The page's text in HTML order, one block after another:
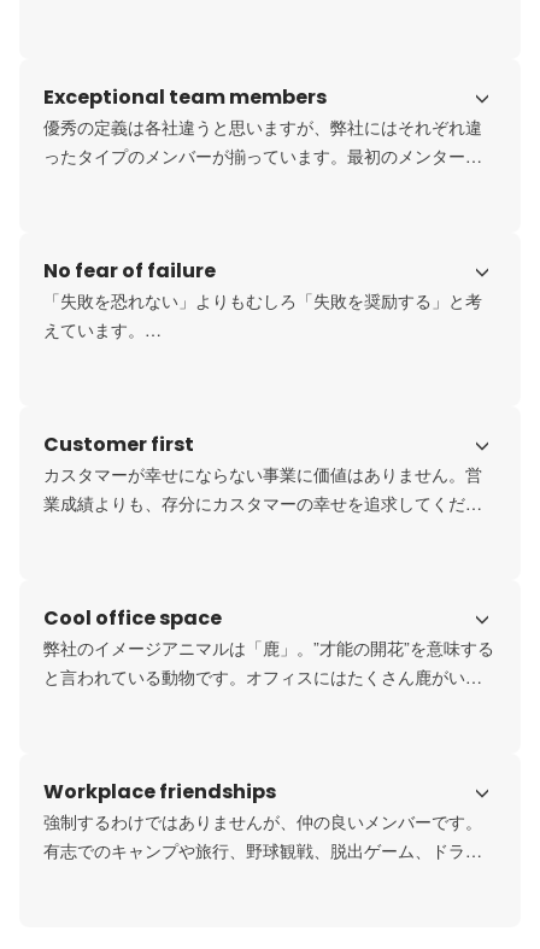
ます。
Exceptional team members
優秀の定義は各社違うと思いますが、弊社にはそれぞれ違
ったタイプのメンバーが揃っています。最初のメンターと
右脳で仕事する人、ロジカルに説明する人、とにかく優し
い人。弊社メンター陣はそれぞれ違ったタイプの人間なの
で、マッチングは熟慮して決めさせていただきます。
No fear of failure
「失敗を恐れない」よりもむしろ「失敗を奨励する」と考
えています。
もちろん、失敗したらきちんとフォローするので安心して
ください。
Customer first
カスタマーが幸せにならない事業に価値はありません。営
業成績よりも、存分にカスタマーの幸せを追求してくださ
Cool office space
弊社のイメージアニマルは「鹿」。”才能の開花”を意味する
と言われている動物です。オフィスにはたくさん鹿がいま
Workplace friendships
強制するわけではありませんが、仲の良いメンバーです。
有志でのキャンプや旅行、野球観戦、脱出ゲーム、ドラク